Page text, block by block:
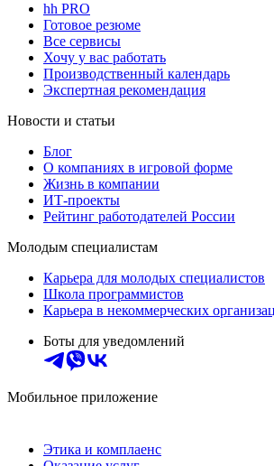
hh PRO
Готовое резюме
Все сервисы
Хочу у вас работать
Производственный календарь
Экспертная рекомендация
Новости и статьи
Блог
О компаниях в игровой форме
Жизнь в компании
ИТ-проекты
Рейтинг работодателей России
Молодым специалистам
Карьера для молодых специалистов
Школа программистов
Карьера в некоммерческих
Боты для уведомлений
Мобильное приложение
Этика и комплаенс